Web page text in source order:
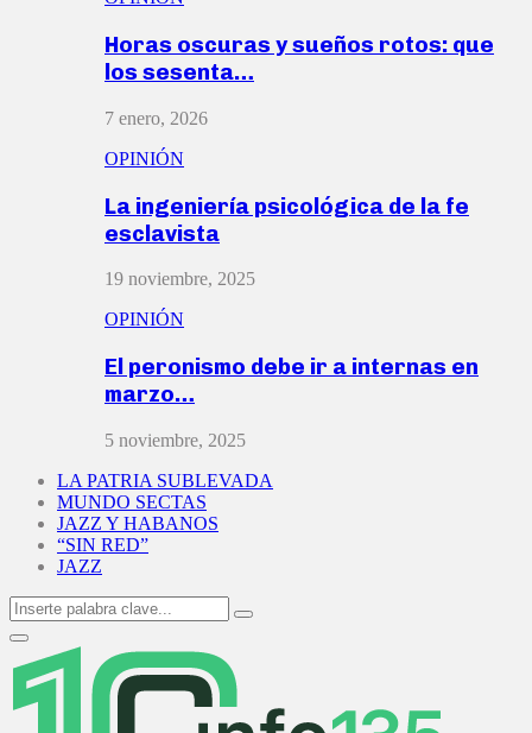
Horas oscuras y sueños rotos: que
los sesenta…
7 enero, 2026
OPINIÓN
La ingeniería psicológica de la fe
esclavista
19 noviembre, 2025
OPINIÓN
El peronismo debe ir a internas en
marzo…
5 noviembre, 2025
LA PATRIA SUBLEVADA
MUNDO SECTAS
JAZZ Y HABANOS
“SIN RED”
JAZZ
Search
for:
Search
Primary
Menu